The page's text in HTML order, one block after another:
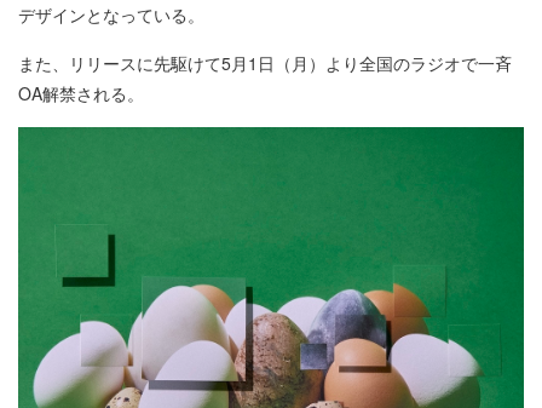
デザインとなっている。
また、リリースに先駆けて5月1日（月）より全国のラジオで一斉
OA解禁される。